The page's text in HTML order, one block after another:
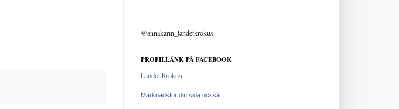
@annakarin_landetkrokus
PROFILLÄNK PÅ FACEBOOK
Landet Krokus
Marknadsför din sida också